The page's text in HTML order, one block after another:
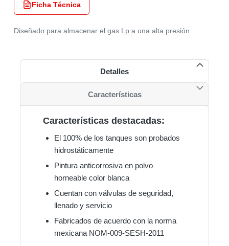
Ficha Técnica
Diseñado para almacenar el gas Lp a una alta presión
Detalles
Características destacadas:
El 100% de los tanques son probados
hidrostáticamente
Pintura anticorrosiva en polvo
horneable color blanca
Cuentan con válvulas de seguridad,
llenado y servicio
Fabricados de acuerdo con la norma
mexicana NOM-009-SESH-2011
Características